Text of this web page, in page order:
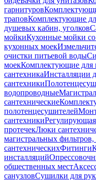
гарнитуров
траповКомплектующие
душевых кабин, уголков
мойкиКухонные мойки со
кухонных моек
очистки питьевой воды
моекКомплектующие для
сантехникаИнсталляции
сантехники
водопроводные
сантехнические
полотенцесушителей
сантехники
протечекЛюки
магистральных фильтров,
сантехническихФитинги
инсталляций
общественных мест
санузловСушилки для рук